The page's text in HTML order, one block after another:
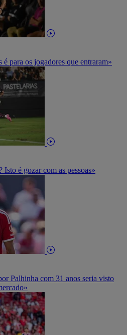
para os jogadores que entraram»
é gozar com as pessoas»
Palhinha com 31 anos seria visto